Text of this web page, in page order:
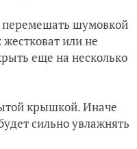
перемешать шумовкой
или не
еще на несколько
крышкой. Иначе
сильно увлажнять